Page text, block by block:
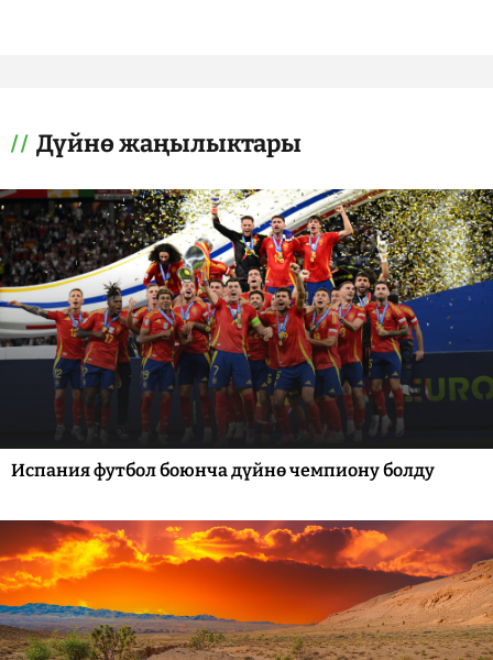
Дүйнө жаңылыктары
Испания футбол боюнча дүйнө чемпиону болду